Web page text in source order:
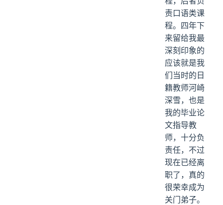
责口语类课
程。四年下
来留给我最
深刻印象的
应该就是我
们当时的日
籍教师河崎
深雪，也是
我的毕业论
文指导教
师，十分负
责任，不过
现在已经离
职了，真的
很荣幸成为
关门弟子。